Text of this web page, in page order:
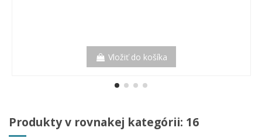
Vložiť do košíka
Produkty v rovnakej kategórii: 16